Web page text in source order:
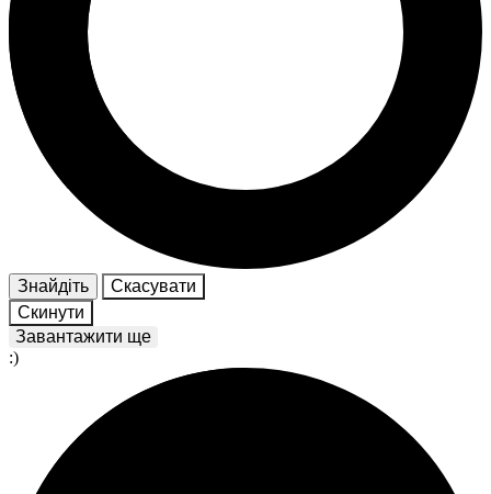
Знайдіть
Скасувати
Скинути
Завантажити ще
:)